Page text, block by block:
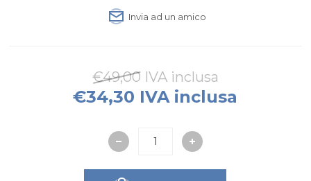
Invia ad un amico
€49,00 IVA inclusa
€34,30 IVA inclusa